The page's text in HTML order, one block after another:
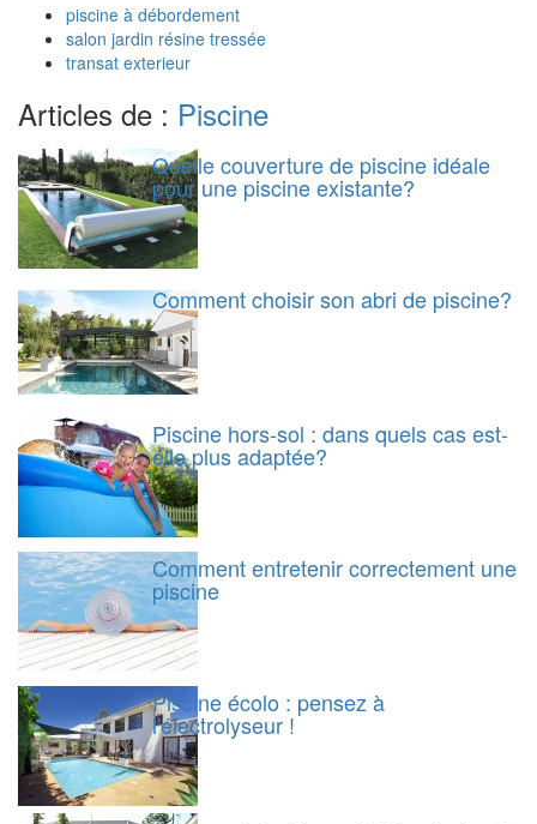
piscine à débordement
salon jardin résine tressée
transat exterieur
Articles de : Piscine
Quelle couverture de piscine idéale
pour une piscine existante?
Comment choisir son abri de piscine?
Piscine hors-sol : dans quels cas est-
elle plus adaptée?
Comment entretenir correctement une
piscine
Piscine écolo : pensez à
l'électrolyseur !